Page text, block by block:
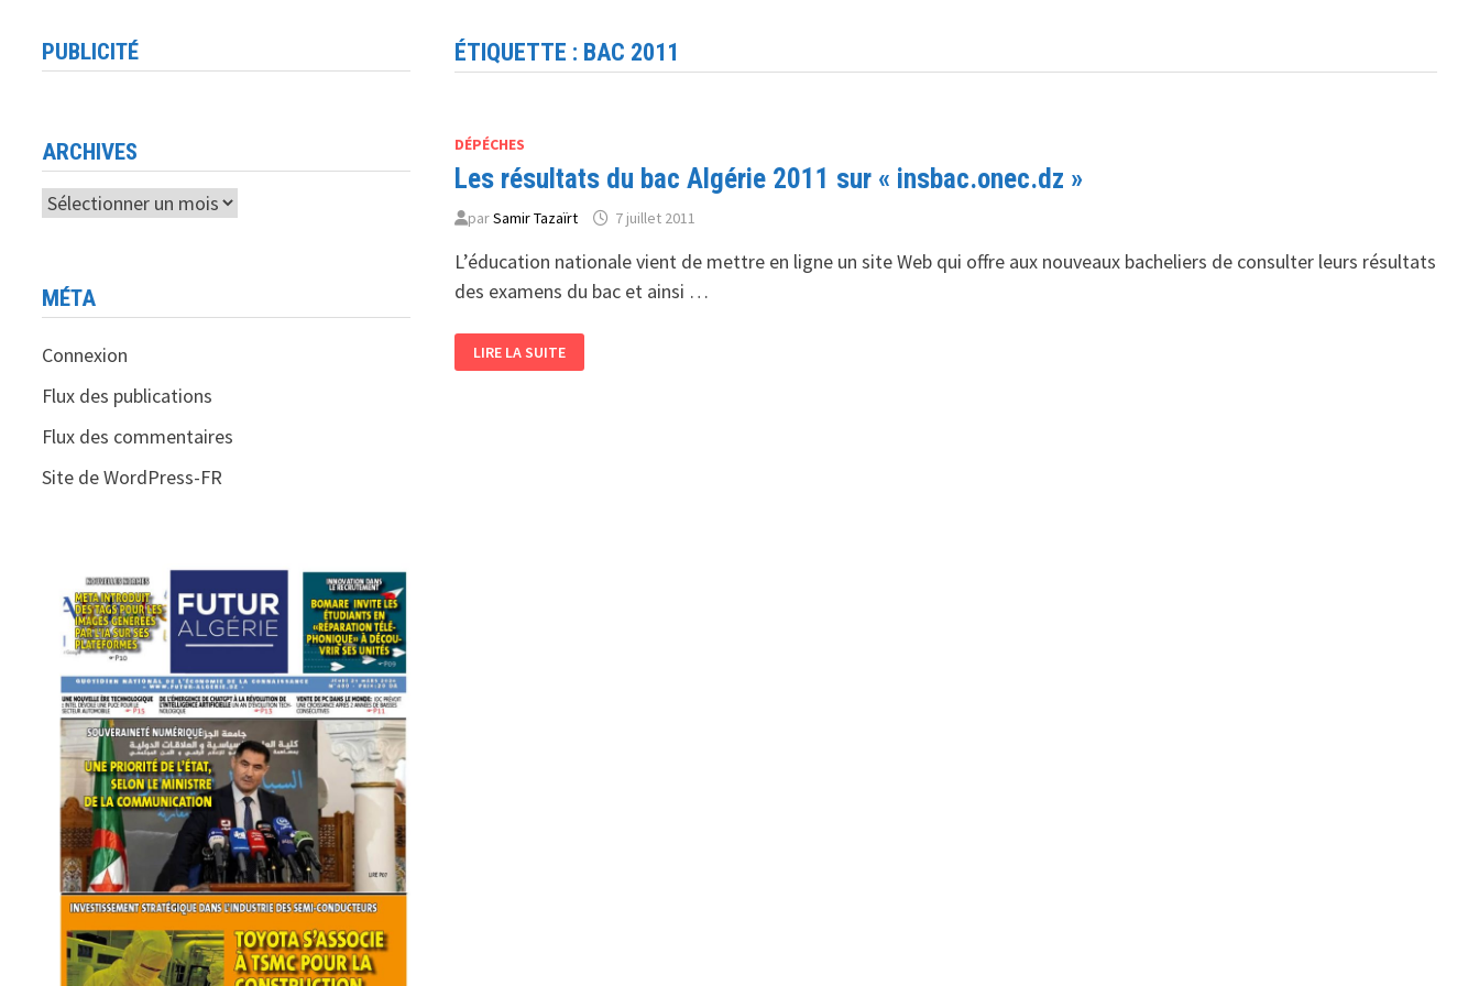
ÉTIQUETTE : BAC 2011
DÉPÉCHES
Les résultats du bac Algérie 2011 sur « insbac.onec.dz »
parSamir Tazaïrt 7 juillet 2011
L’éducation nationale vient de mettre en ligne un site Web qui offre aux nouveaux bacheliers de consulter leurs résultats
des examens du bac et ainsi …
RÉSULTATS
DU
LIRE LA SUITE
PUBLICITÉ
ARCHIVES
Archives
MÉTA
Connexion
Flux des publications
Flux des commentaires
Site de WordPress-FR